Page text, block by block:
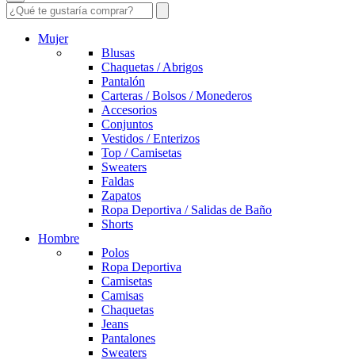
Mujer
Blusas
Chaquetas / Abrigos
Pantalón
Carteras / Bolsos / Monederos
Accesorios
Conjuntos
Vestidos / Enterizos
Top / Camisetas
Sweaters
Faldas
Zapatos
Ropa Deportiva / Salidas de Baño
Shorts
Hombre
Polos
Ropa Deportiva
Camisetas
Camisas
Chaquetas
Jeans
Pantalones
Sweaters